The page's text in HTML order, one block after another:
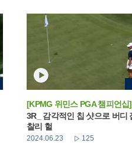
[KPMG 위민스 PGA 챔피언십]
3R_ 감각적인 칩 샷으로 버디
찰리 헐
2024.06.23 125